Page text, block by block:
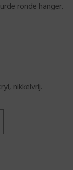
ronde hanger.
nikkelvrij.